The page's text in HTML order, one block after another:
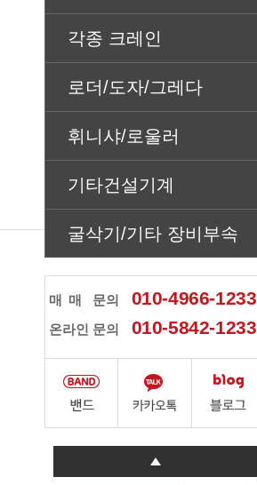
각종 크레인
로더/도자/그레다
휘니샤/로울러
기타건설기계
굴삭기/기타 장비부속
매매 문의 010-4966-1233
온라인 문의 010-5842-1233